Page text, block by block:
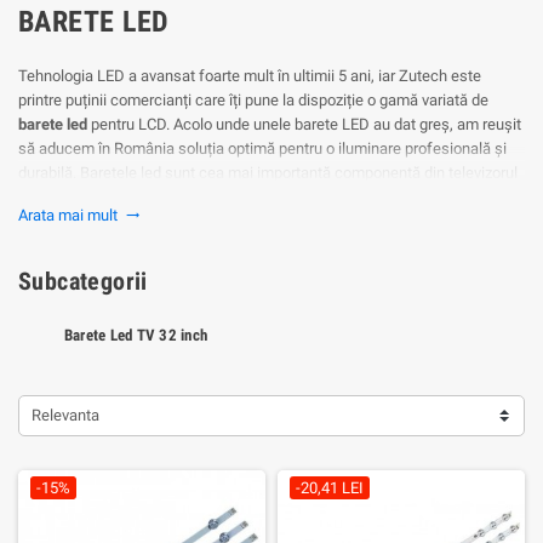
BARETE LED
Tehnologia LED a avansat foarte mult în ultimii 5 ani, iar Zutech este
printre puținii comercianți care îți pune la dispoziție o gamă variată de
barete led pentru LCD. Acolo unde unele barete LED au dat greș, am reușit
să aducem în România soluția optimă pentru o iluminare profesională și
pretenții.
De ce sa iei Barete LED?
performanța este impecabilă. Care sunt avantajele unor barete led?
- Materiale ușoare și rezistente (Aluminiu)
- Vin în foarte multe dimensiuni, astfel sigur vei putea găsi o bareta led
Procesul de montaj este unul foarte simplu
Dacă ai nevoie de ajutor, te putem ajută să găsești baretele led potrivite
Arata mai mult trending_flat
Subcategorii
Barete Led TV 32 inch
Relevanta
-15% -20,41 LEI